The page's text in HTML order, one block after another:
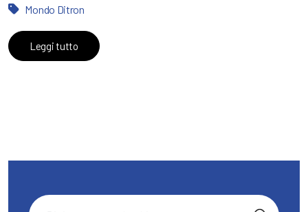
Leggi tutto
Mondo Ditron